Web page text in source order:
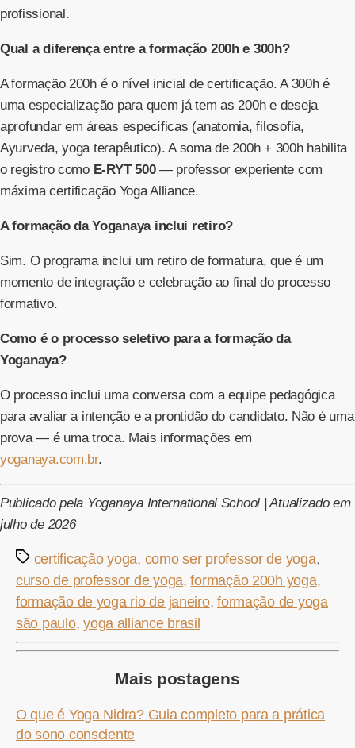
profissional.
Qual a diferença entre a formação 200h e 300h?
A formação 200h é o nível inicial de certificação. A 300h é
uma especialização para quem já tem as 200h e deseja
aprofundar em áreas específicas (anatomia, filosofia,
Ayurveda, yoga terapêutico). A soma de 200h + 300h habilita
o registro como E-RYT 500— professor experiente com
máxima certificação Yoga Alliance.
A formação da Yoganaya inclui retiro?
Sim. O programa inclui um retiro de formatura, que é um
momento de integração e celebração ao final do processo
formativo.
Como é o processo seletivo para a formação da
Yoganaya?
O processo inclui uma conversa com a equipe pedagógica
para avaliar a intenção e a prontidão do candidato. Não é uma
prova — é uma troca. Mais informações em
yoganaya.com.br.
Publicado pela Yoganaya International School | Atualizado em
julho de 2026
Tagscertificação yoga, como ser professor de yoga,
curso de professor de yoga,formação 200h yoga,
formação de yoga rio de janeiro,formação de yoga
são paulo,yoga alliance brasil
Mais postagens
O que é Yoga Nidra? Guia completo para a prática
do sono consciente